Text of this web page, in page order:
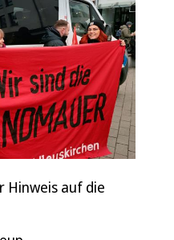
Hinweis auf die